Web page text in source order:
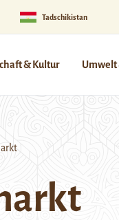
Tadschikistan
& Kultur Umwelt